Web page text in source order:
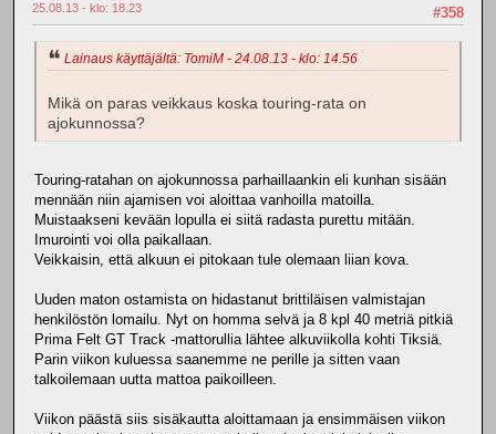
#358
25.08.13 - klo: 18.23
Lainaus käyttäjältä: TomiM - 24.08.13 - klo: 14.56
Mikä on paras veikkaus koska touring-rata on
ajokunnossa?
Touring-ratahan on ajokunnossa parhaillaankin eli kunhan sisään
mennään niin ajamisen voi aloittaa vanhoilla matoilla.
Muistaakseni kevään lopulla ei siitä radasta purettu mitään.
Imurointi voi olla paikallaan.
Veikkaisin, että alkuun ei pitokaan tule olemaan liian kova.
Uuden maton ostamista on hidastanut brittiläisen valmistajan
henkilöstön lomailu. Nyt on homma selvä ja 8 kpl 40 metriä pitkiä
Prima Felt GT Track -mattorullia lähtee alkuviikolla kohti Tiksiä.
Parin viikon kuluessa saanemme ne perille ja sitten vaan
talkoilemaan uutta mattoa paikoilleen.
Viikon päästä siis sisäkautta aloittamaan ja ensimmäisen viikon